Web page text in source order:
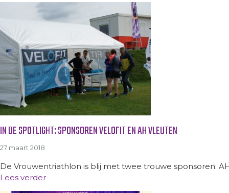
IN DE SPOTLIGHT: SPONSOREN VELOFIT EN AH VLEUTEN
27 maart 2018
De Vrouwentriathlon is blij met twee trouwe sponsoren:
Lees verder